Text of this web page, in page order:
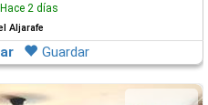
Hace 2 días
Aljarafe
Guardar